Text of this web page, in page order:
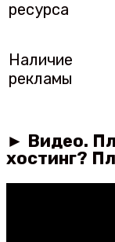
ресурса
Наличие
рекламы
► Видео.
хостинг?